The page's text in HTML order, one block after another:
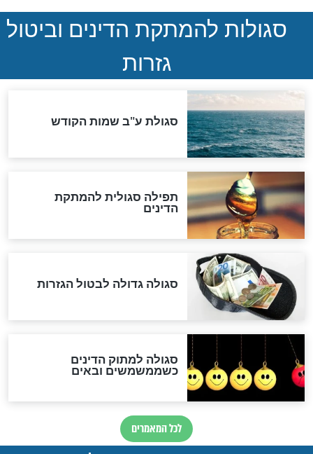
במרתפי מוסקבה: כתב היד
הנדיר של הרשב"ם התגלה
"מודה לקב"ה על כל השנים"
לכל המאמרים
אחרית הימים
האם אפשר לחשב את הקץ?